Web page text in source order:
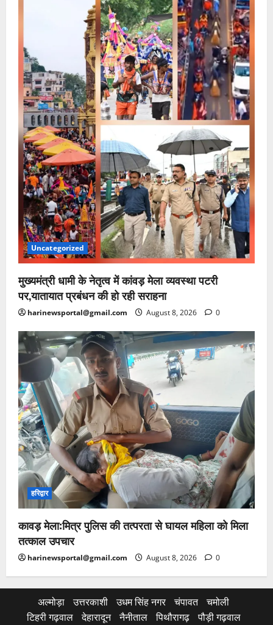
Uncategorized
मुख्यमंत्री धामी के नेतृत्व में कांवड़ मेला व्यवस्था पटरी
पर,यातायात प्रबंधन की हो रही सराहना
harinewsportal@gmail.com August 8, 2026 0
हरिद्वार
कावड़ मेला:मित्र पुलिस की तत्परता से घायल महिला को मिला
तत्काल उपचार
harinewsportal@gmail.com August 8, 2026 0
अल्मोड़ा उत्तरकाशी उधम सिंह नगर चंपावत
चमोली
टिहरी गढ़वाल
देहारादून नैनीताल पिथौरागढ़ पौड़ी गढ़वाल